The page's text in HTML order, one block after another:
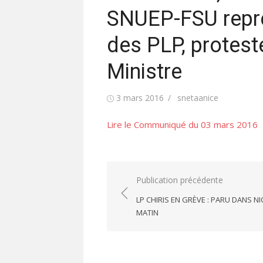
SNUEP-FSU
des PLP,
Ministre
Publié3 mars 2016 Auteur/autrice
snetaanice
Lire le Communiqué du 03 mars 2016
Navigation
de
l’article
Publication précédente
LP CHIRIS EN GRÈVE : PARU DANS
MATIN